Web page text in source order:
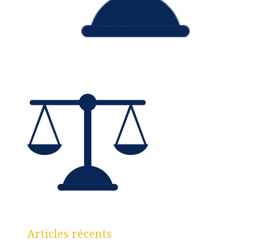
Articles récents